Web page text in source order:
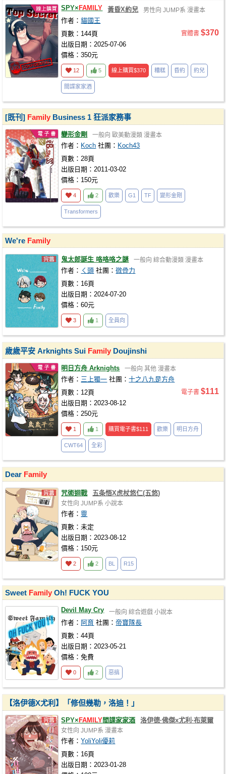
SPY× FAMILY 黃昏X約兒 男性向 JUMP系 漫畫本
作者：貓國王
頁數：144頁
出版日期：2025-07-06
價格：350元
實體書 $370
12 5 線上購買$370 糟糕 昏約 約兒
間諜家家酒
[既刊] Family Business 1 狂派家務事
變形金剛 一般向 歐美動漫類 漫畫本
作者： Koch 社團： Koch43
頁數：28頁
出版日期：2011-03-02
價格：150元
4 2 歡樂 G1 TF 變形金剛
Transformers
We're Family
鬼太郎誕生 咯咯咯之謎 一般向 綜合動漫類 漫畫本
作者： ㄑ頭 社團：微骨力
頁數：16頁
出版日期：2024-07-20
價格：60元
3 1 全員向
歲歲平安 Arknights Sui Family Doujinshi
明日方舟 Arknights 一般向 其他 漫畫本
作者： 三上獨一 社團：十之八九是方舟
頁數：12頁
出版日期：2023-08-12
價格：250元
電子書 $111
1 1 購買電子書$111 歡樂 明日方舟
CWT64 全彩
Dear Family
咒術迴戰 五条悟X虎杖悠仁(五悠)
女性向 JUMP系 小說本
作者： 靈
頁數：未定
出版日期：2023-08-12
價格：150元
2 2 BL R15
Sweet Family Oh! FUCK YOU
Devil May Cry 一般向 綜合遊戲 小說本
作者： 阿育 社團： 帝寶隊長
頁數：44頁
出版日期：2023-05-21
價格：免費
0 2 惡搞
【洛伊德X尤利】「修但幾勒，洛迪！」
SPY× FAMILY間諜家家酒 洛伊德·佛傑x尤利·布萊爾
女性向 JUMP系 漫畫本
作者：YoliYoli優莉
頁數：16頁
出版日期：2023-01-28